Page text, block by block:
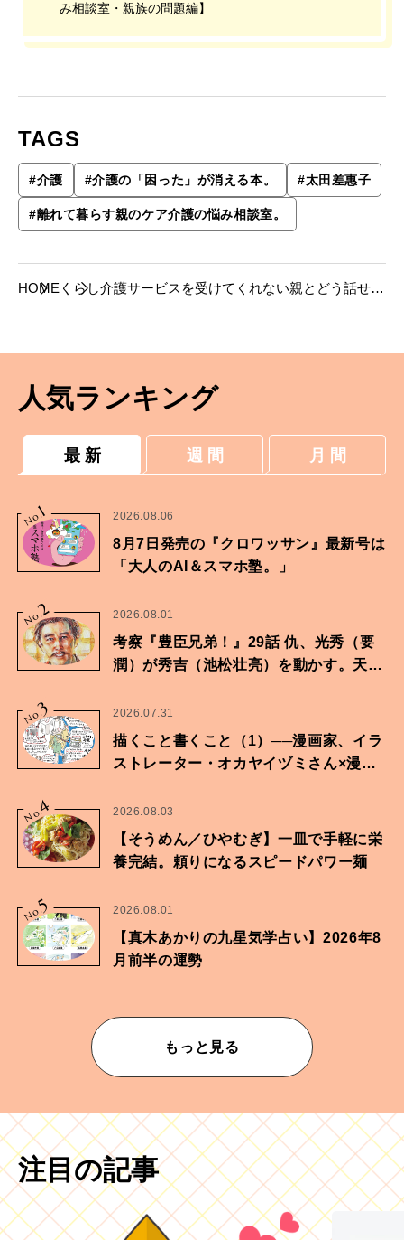
み相談室・親族の問題編】
TAGS
#介護 #介護の「困った」が消える本。 #太田差惠子
#離れて暮らす親のケア介護の悩み相談室。
HOME くらし介護サービスを受けてくれない親とどう話せば
人気ランキング
最 新 週 間 月 間
No.
1 2026.08.06
8月7日発売の『クロワッサン』最新号は
「大人のAI＆スマホ塾。」
No.2 2026.08.01
考察『豊臣兄弟！』29話 仇、光秀（要
潤）が秀吉（池松壮亮）を動かす。天下
No.3 2026.07.31
描くこと書くこと（1）──漫画家、イラ
ストレーター・オカヤイヅミさん×漫画
No.4 2026.08.03
【そうめん／ひやむぎ】一皿で手軽に栄
養完結。頼りになるスピードパワー麺
No.5 2026.08.01
【真木あかりの九星気学占い】2026年8
月前半の運勢
もっと見る
注目の記事